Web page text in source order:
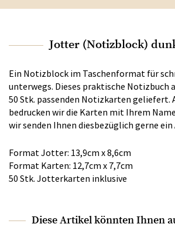
Jotter (Notizblock)
Ein Notizblock im Taschenformat für
unterwegs. Dieses praktische Notizbuch
50 Stk. passenden Notizkarten geliefert.
bedrucken wir die Karten mit Ihrem
wir senden Ihnen diesbezüglich gerne
Format Jotter: 13,9cm x 8,6cm
Format Karten: 12,7cm x 7,7cm
50 Stk. Jotterkarten inklusive
Diese Artikel könnten Ihnen